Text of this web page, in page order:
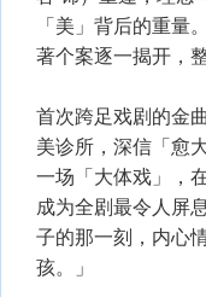
「美」背后的重
著个案逐一揭开，
首次跨足戏剧的金
美诊所，深信「愈
一场「大体戏」，
成为全剧最令人屏
子的那一刻，内心
孩。」